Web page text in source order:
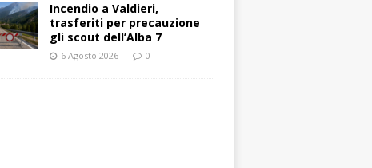
Incendio a Valdieri,
trasferiti per precauzione
gli scout dell’Alba 7
6 Agosto 2026 0